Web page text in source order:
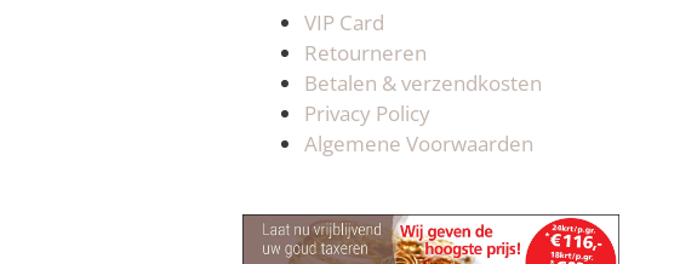
VIP Card
Retourneren
Betalen & verzendkosten
Privacy Policy
Algemene Voorwaarden